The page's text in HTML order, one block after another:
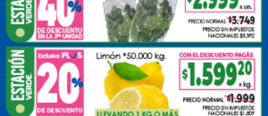
alegría sea una razón fundamental en cada uno de
los hogares.
PUBLICIDAD